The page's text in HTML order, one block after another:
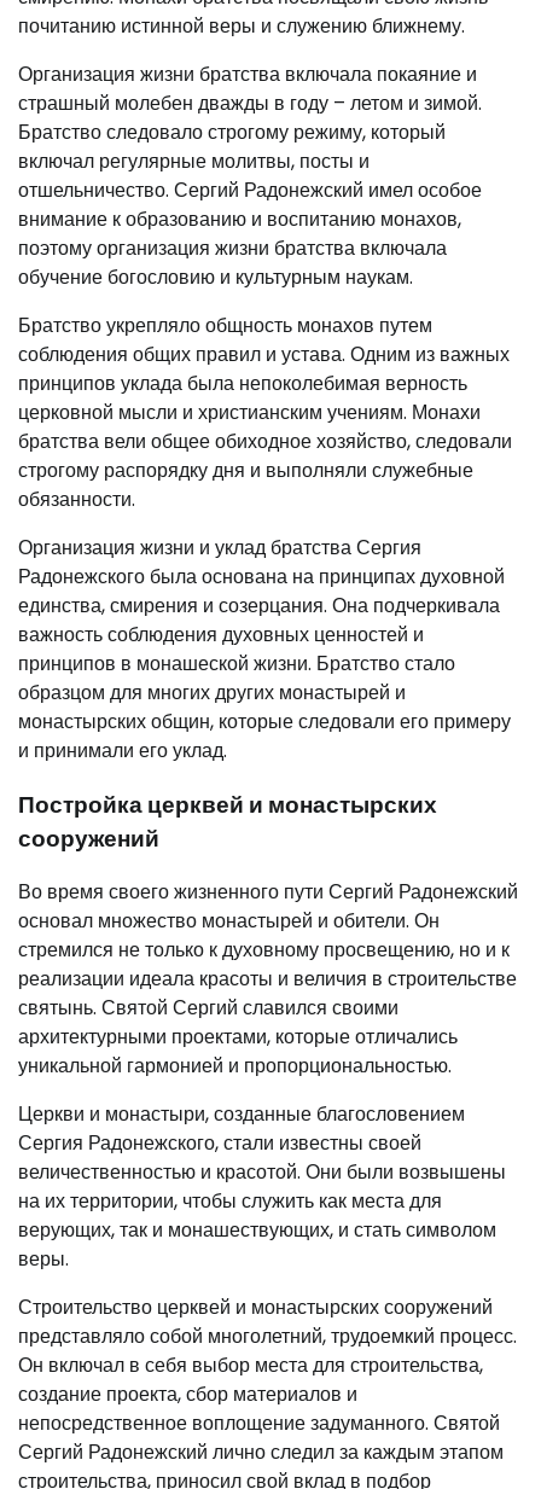
почитанию истинной веры и служению ближнему.
Организация жизни братства включала покаяние и
страшный молебен дважды в году – летом и зимой.
Братство следовало строгому режиму, который
включал регулярные молитвы, посты и
отшельничество. Сергий Радонежский имел особое
внимание к образованию и воспитанию монахов,
поэтому организация жизни братства включала
обучение богословию и культурным наукам.
Братство укрепляло общность монахов путем
соблюдения общих правил и устава. Одним из важных
принципов уклада была непоколебимая верность
церковной мысли и христианским учениям. Монахи
братства вели общее обиходное хозяйство, следовали
строгому распорядку дня и выполняли служебные
обязанности.
Организация жизни и уклад братства Сергия
Радонежского была основана на принципах духовной
единства, смирения и созерцания. Она подчеркивала
важность соблюдения духовных ценностей и
принципов в монашеской жизни. Братство стало
образцом для многих других монастырей и
монастырских общин, которые следовали его примеру
и принимали его уклад.
Постройка церквей и монастырских
сооружений
Во время своего жизненного пути Сергий Радонежский
основал множество монастырей и обители. Он
стремился не только к духовному просвещению, но и к
реализации идеала красоты и величия в строительстве
святынь. Святой Сергий славился своими
архитектурными проектами, которые отличались
уникальной гармонией и пропорциональностью.
Церкви и монастыри, созданные благословением
Сергия Радонежского, стали известны своей
величественностью и красотой. Они были возвышены
на их территории, чтобы служить как места для
верующих, так и монашествующих, и стать символом
веры.
Строительство церквей и монастырских сооружений
представляло собой многолетний, трудоемкий процесс.
Он включал в себя выбор места для строительства,
создание проекта, сбор материалов и
непосредственное воплощение задуманного. Святой
Сергий Радонежский лично следил за каждым этапом
строительства, приносил свой вклад в подбор